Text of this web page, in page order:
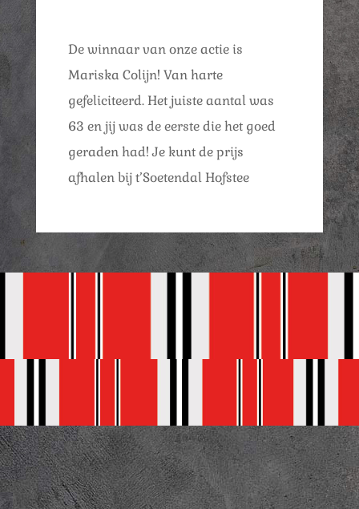
De winnaar van onze actie is
Mariska Colijn! Van harte
gefeliciteerd. Het juiste aantal was
63 en jij was de eerste die het goed
geraden had! Je kunt de prijs
afhalen bij t’Soetendal Hofstee